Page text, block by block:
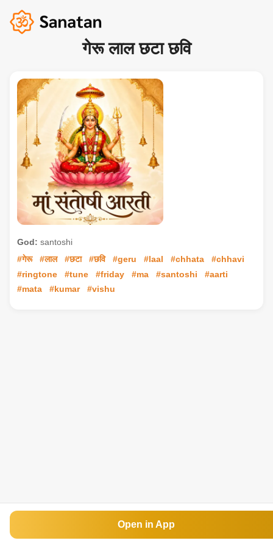
गेरू लाल छटा छवि
God: santoshi
#गेरू
#लाल #छटा #छवि #geru #laal #chhata
#chhavi
#ringtone
#tune #friday #ma #santoshi
#aarti
#mata
#kumar #vishu
Open in App